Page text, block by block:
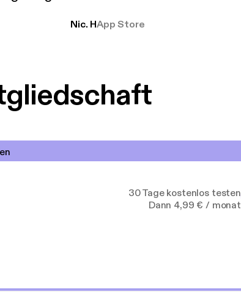
Nic. HApp Store
30 Tage kostenlos testen
Dann 4,99 € / monat